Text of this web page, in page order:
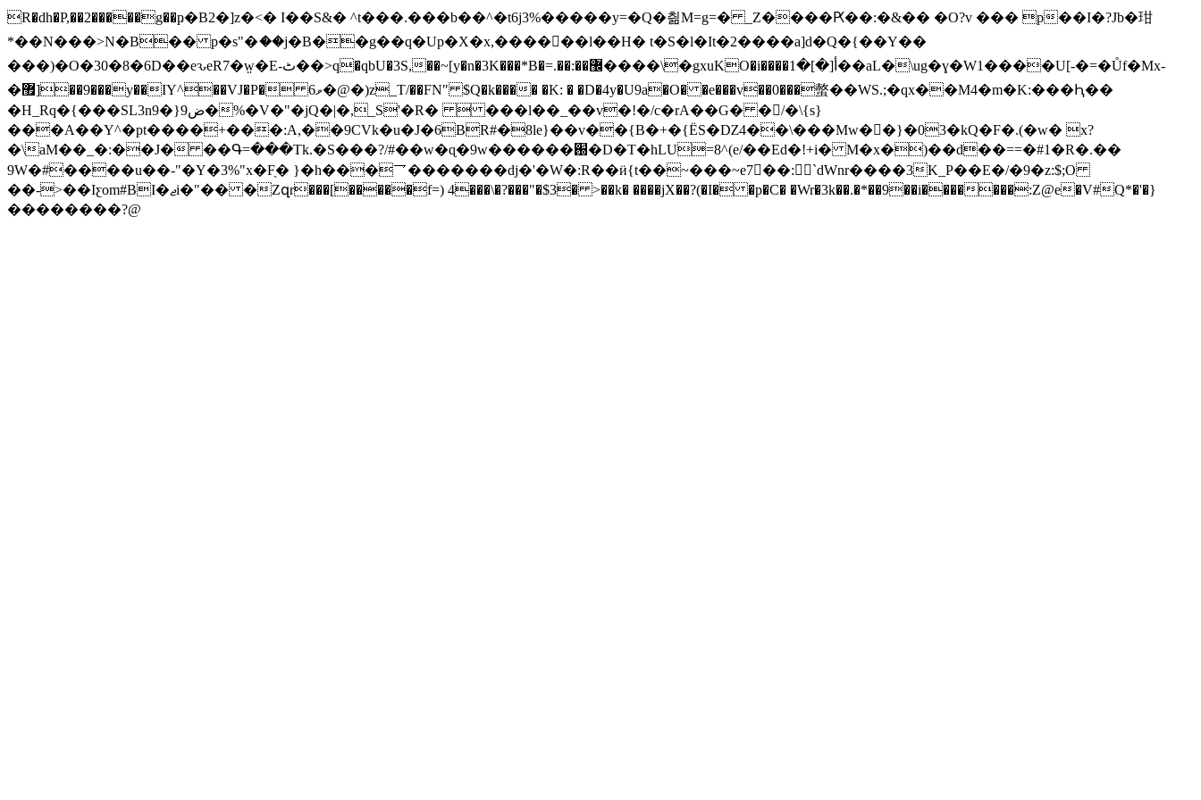
R�dh�P,��2�����g��ҏ�B2�]z�<� I��S&� ^t���.���b��^�t6j3%�����y=�Q�칆M=g=� _Z����Ԗ��:�&�� �O?v ��� p��I�?Jb�玵
*��N���>N�B�� p�s"�ަ��j�B��g��q�Up�X�x,�����ْ�l��H� t�S�l�It�2����a]d�Q�{��Y��
���)�O�30�8�6D��eԅeR7�w̤�E-ٹ��>q�qbU�3S,��~[y�n�3K���*B�=.��:��޼����\�gxuKO�i����أ[�]�1��aL�\ug�ɣ�W1����U[-�=�Ůf�Mx-
�޿]��9���y��IY^��VJ�P� 6ވ�@�)z_T/��FN" $Q�k���� �K: � �D�4y�U9a�O� �e���v��0���螫��WS.;�qx��M4�m�K:���Ԧ��
�H_Rq�{���SL3n9�}ض9�%�V�"�jQ�|�,_S'�R�  ���l��_��v�!�/c�rA��G� �/�\{s}
���A��Y^�pt����+���:A,��9CVk�u�J�6BR#�8le}��v��{B�+�{ËS�Ǳ4��\���Mw��}�03�kQ�F�.(�w� x?
�\aM��_�:��J� ��Գ=���Tk.�S���?/#��w�ɋ�9w������֐�D�T�hLU=8^(e/��Ed�!+i� M�x�)��d��==�#1�R�.��
9W�#����u��-"�Y�3%"x�F̖� }�h���㇖�������dj�'�W�:R��ӥ{t��~���~e7�ٌ�: `dWnr����3K_P��E�/�9�z:$;O
��->��Iƹom#BI�ޖi�"�� �Zզr���[�����f=) 4���\�?���"�$3� >��k� ����jX��?(�I� �p�C� �Wr�3k��.�*��9��i�������:Z@e�V#Q*�'�}
��������?@